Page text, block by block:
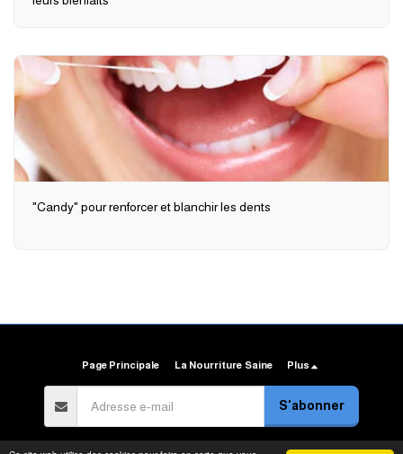
"Candy" pour renforcer et blanchir les dents
Page Principale La Nourriture Saine Plus
S'abonner
Arab Food Gate